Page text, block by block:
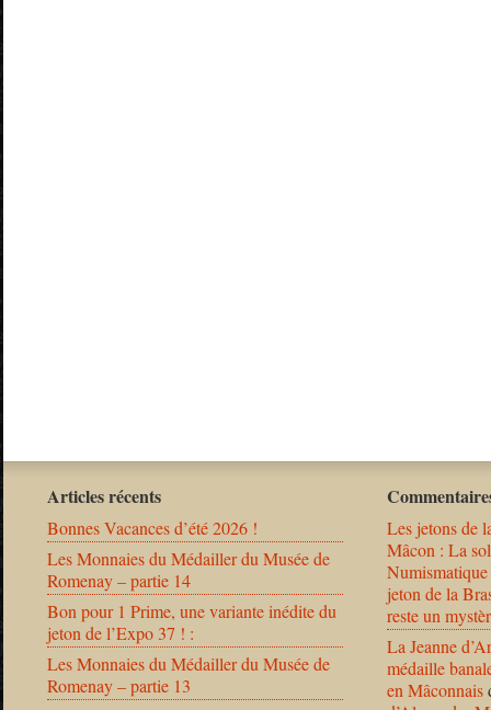
Articles récents
Bonnes Vacances d’été 2026 !
Les Monnaies du Médailler du Musée de
Romenay – partie 14
Bon pour 1 Prime, une variante inédite du
jeton de l’Expo 37 ! :
Les Monnaies du Médailler du Musée de
Romenay – partie 13
Les jetons de
Mâcon : La
jeton de la
reste un
La Jeanne
médaille
en Mâconnais